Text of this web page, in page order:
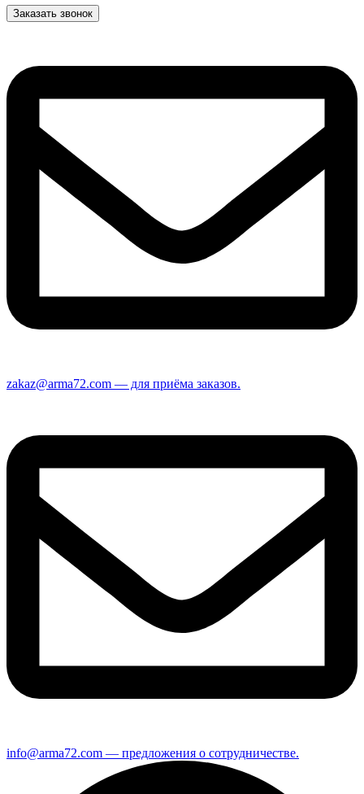
Заказать звонок
zakaz@arma72.com — для приёма заказов.
info@arma72.com — предложения о сотрудничестве.